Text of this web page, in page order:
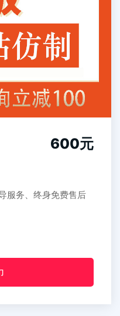
600元
服务、终身免费售后